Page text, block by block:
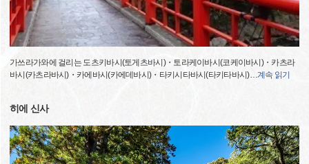
가쓰라가와에 걸리는 도츠키바시(토게츠바시)・토라케이바시(코케이바시)・카츠라
바시(카츠라바시)・카에바시(카에데바시)・타키시타바시(타키타바시)…계속 읽기
히에 신사